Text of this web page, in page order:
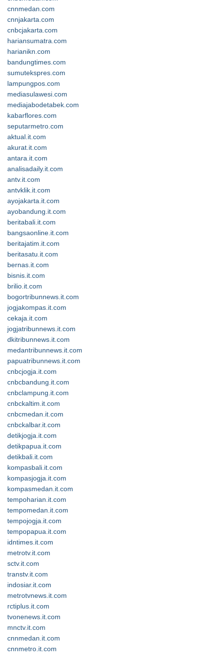
cnnmedan.com
cnnjakarta.com
cnbcjakarta.com
hariansumatra.com
harianikn.com
bandungtimes.com
sumutekspres.com
lampungpos.com
mediasulawesi.com
mediajabodetabek.com
kabarflores.com
seputarmetro.com
aktual.it.com
akurat.it.com
antara.it.com
analisadaily.it.com
antv.it.com
antvklik.it.com
ayojakarta.it.com
ayobandung.it.com
beritabali.it.com
bangsaonline.it.com
beritajatim.it.com
beritasatu.it.com
bernas.it.com
bisnis.it.com
brilio.it.com
bogortribunnews.it.com
jogjakompas.it.com
cekaja.it.com
jogjatribunnews.it.com
dkitribunnews.it.com
medantribunnews.it.com
papuatribunnews.it.com
cnbcjogja.it.com
cnbcbandung.it.com
cnbclampung.it.com
cnbckaltim.it.com
cnbcmedan.it.com
cnbckalbar.it.com
detikjogja.it.com
detikpapua.it.com
detikbali.it.com
kompasbali.it.com
kompasjogja.it.com
kompasmedan.it.com
tempoharian.it.com
tempomedan.it.com
tempojogja.it.com
tempopapua.it.com
idntimes.it.com
metrotv.it.com
sctv.it.com
transtv.it.com
indosiar.it.com
metrotvnews.it.com
rctiplus.it.com
tvonenews.it.com
mnctv.it.com
cnnmedan.it.com
cnnmetro.it.com